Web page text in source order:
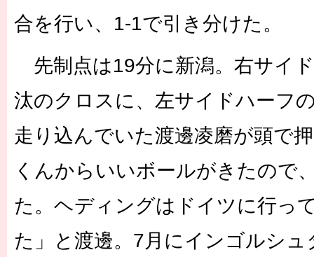
合を行い、1-1で引き分けた。
先制点は19分に新潟。右サイ
汰のクロスに、左サイドハーフ
走り込んでいた渡邊凌磨が頭で
くんからいいボールがきたので
た。ヘディングはドイツに行っ
た」と渡邊。7月にインゴルシ